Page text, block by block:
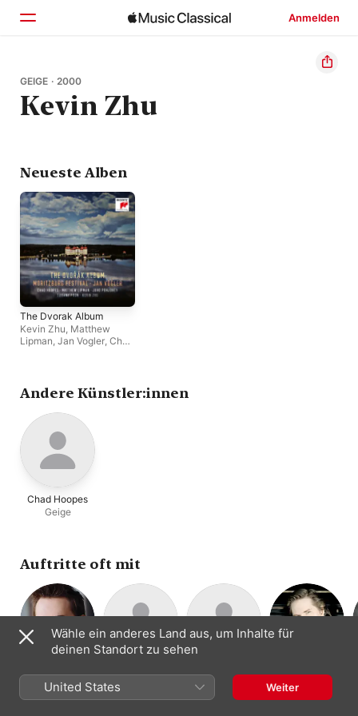
Anmelden
Startseite
Entdecken
GEIGE · 2000
Kevin Zhu
Neueste Alben
The Dvorak Album
Kevin Zhu, Matthew
Lipman, Jan Vogler, Chad
Andere Künstler:innen
Chad Hoopes
Geige
Auftritte oft mit
Geige · Bratsche
de Chambre de
Wallonie
Kammerorchester
Geige
Klavier
Wähle ein anderes Land aus, um Inhalte für
deinen Standort zu sehen
United States Weiter